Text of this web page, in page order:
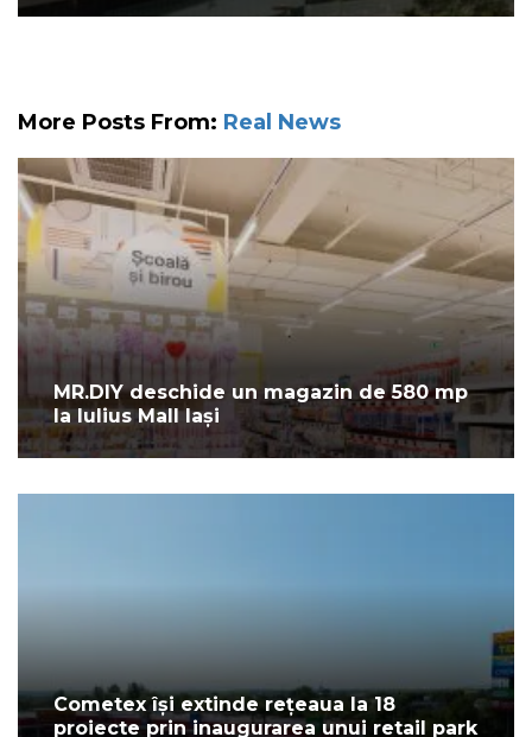
More Posts From: Real News
MR.DIY deschide un magazin de 580 mp
la Iulius Mall Iași
Cometex își extinde rețeaua la 18
proiecte prin inaugurarea unui retail park